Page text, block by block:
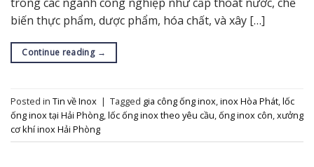
biến thực phẩm, dược phẩm, hóa chất, và xây […]
Continue reading →
Posted in Tin về Inox | Tagged gia công ống inox,inox Hòa Phát,lốc
ống inox tại Hải Phòng,lốc ống inox theo yêu cầu,ống inox côn,xưởng
cơ khí inox Hải Phòng